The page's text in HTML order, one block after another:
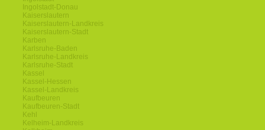
Ingolstadt-Donau
Kaiserslautern
Kaiserslautern-Landkreis
Kaiserslautern-Stadt
Karben
Karlsruhe-Baden
Karlsruhe-Landkreis
Karlsruhe-Stadt
Kassel
Kassel-Hessen
Kassel-Landkreis
Kaufbeuren
Kaufbeuren-Stadt
Kehl
Kelheim-Landkreis